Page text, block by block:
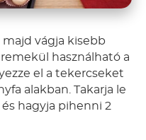
majd vágja kisebb
használható a
el a tekercseket
alakban. Takarja le
hagyja pihenni 2